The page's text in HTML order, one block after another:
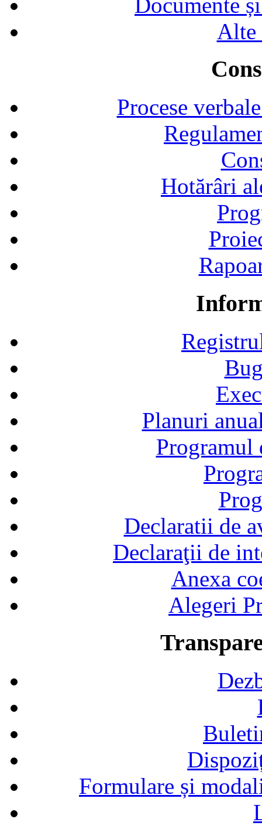
Alte
Procese
Hotărâri
Planuri
Declaratii de
Declaraţii de
Anexa
Alegeri
Formulare și